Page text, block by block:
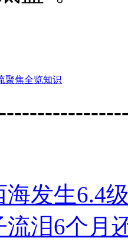
聚焦全览知识
发生6.4
流泪6个月